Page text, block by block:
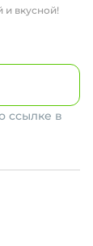
и вкусной!
ссылке в